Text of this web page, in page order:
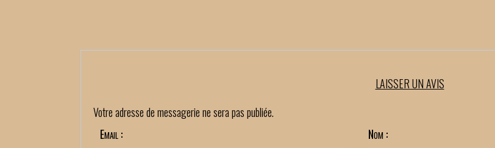
LAISSER UN AVIS
Votre adresse de messagerie ne sera pas publiée.
Email :
Nom :